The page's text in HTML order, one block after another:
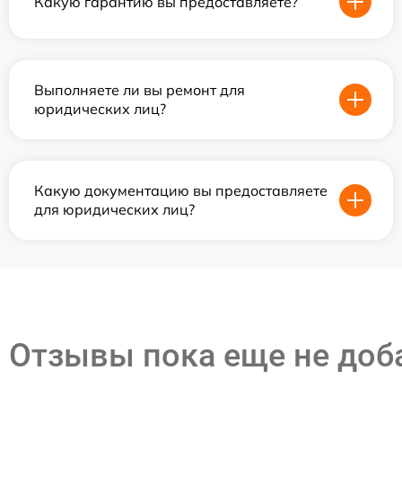
Выполняете ли вы ремонт для
юридических лиц?
Какую документацию вы предоставляете
для юридических лиц?
Отзывы пока еще не